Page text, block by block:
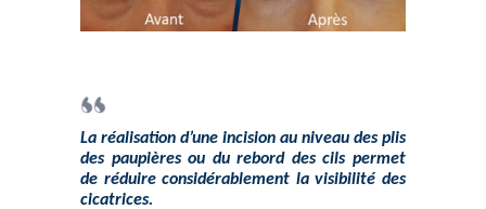
La réalisation d’une incision au niveau des plis
des paupières ou du rebord des cils permet
de réduire considérablement la visibilité des
cicatrices.